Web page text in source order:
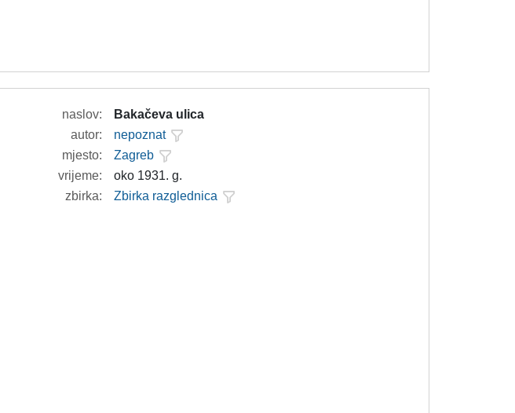
naslov:
Bakačeva ulica
autor:
nepoznat
mjesto:
Zagreb
vrijeme:
oko 1931. g.
zbirka:
Zbirka razglednica